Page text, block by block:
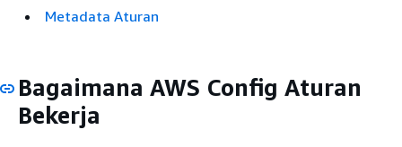
Metadata Aturan
Bagaimana AWS Config Aturan
Bekerja